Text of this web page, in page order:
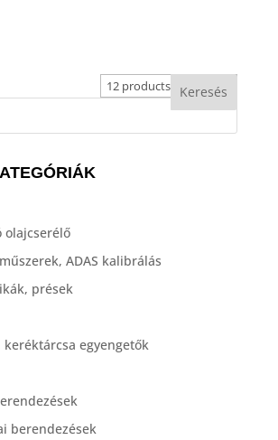
olajcserélő
ADAS kalibrálás
prések
keréktárcsa egyengetők
berendezések